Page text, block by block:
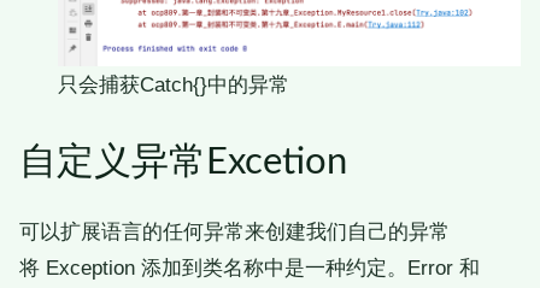
只会捕获Catch{}中的异常
自定义异常Excetion
可以扩展语言的任何异常来创建我们自己的异常
将 Exception 添加到类名称中是一种约定。Error 和